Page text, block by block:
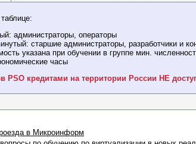
администраторы, операторы
старшие администраторы, разработчики и
указана при обучении в группе мин.
часы
PSO кредитами на территории России НЕ
в Микроинформ